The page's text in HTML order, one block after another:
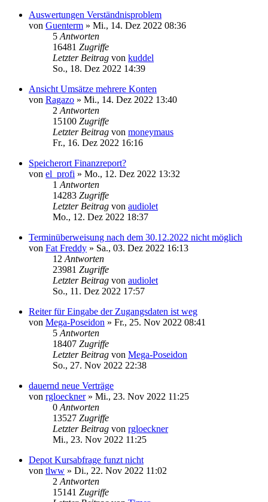
Auswertungen Verständnisproblem
von Guenterm » Mi., 14. Dez 2022 08:36
5 Antworten
16481 Zugriffe
Letzter Beitrag von kuddel
So., 18. Dez 2022 14:39
Ansicht Umsätze mehrere Konten
von Ragazo » Mi., 14. Dez 2022 13:40
2 Antworten
15100 Zugriffe
Letzter Beitrag von moneymaus
Fr., 16. Dez 2022 16:16
Speicherort Finanzreport?
von el_profi » Mo., 12. Dez 2022 13:32
1 Antworten
14283 Zugriffe
Letzter Beitrag von audiolet
Mo., 12. Dez 2022 18:37
Terminüberweisung nach dem 30.12.2022 nicht möglich
von Fat Freddy » Sa., 03. Dez 2022 16:13
12 Antworten
23981 Zugriffe
Letzter Beitrag von audiolet
So., 11. Dez 2022 17:57
Reiter für Eingabe der Zugangsdaten ist weg
von Mega-Poseidon » Fr., 25. Nov 2022 08:41
5 Antworten
18407 Zugriffe
Letzter Beitrag von Mega-Poseidon
So., 27. Nov 2022 22:38
dauernd neue Verträge
von rgloeckner» Mi., 23. Nov 2022 11:25
0 Antworten
13527 Zugriffe
Letzter Beitrag von rgloeckner
Mi., 23. Nov 2022 11:25
Depot Kursabfrage funzt nicht
von tlww » Di., 22. Nov 2022 11:02
2 Antworten
15141 Zugriffe